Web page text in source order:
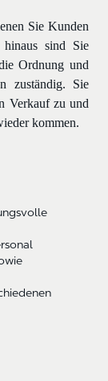
Sie Kunden
sind Sie
Ordnung und
zuständig. Sie
Verkauf zu und
kommen.